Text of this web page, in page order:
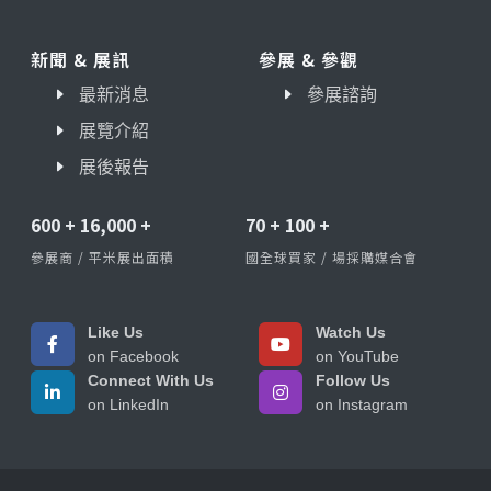
新聞 & 展訊
最新消息
展覽介紹
展後報告
參展 & 參觀
參展諮詢
600 + 16,000 +
參展商 / 平米展出面積
70 + 100 +
國全球買家 / 場採購媒合會
Like Us
on Facebook
Watch Us
on YouTube
Connect With Us
on LinkedIn
Follow Us
on Instagram